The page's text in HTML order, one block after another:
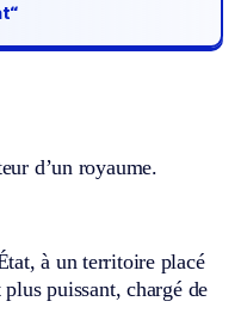
d’un royaume.
à un territoire placé
puissant, chargé de